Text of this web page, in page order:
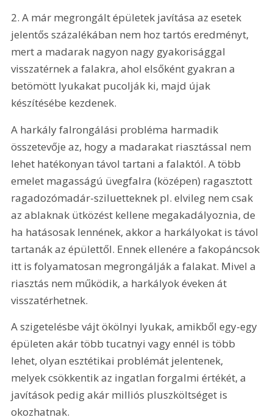
2. A már megrongált épületek javítása az esetek
jelentős százalékában nem hoz tartós eredményt,
mert a madarak nagyon nagy gyakorisággal
visszatérnek a falakra, ahol elsőként gyakran a
betömött lyukakat pucolják ki, majd újak
készítésébe kezdenek.
A harkály falrongálási probléma harmadik
összetevője az, hogy a madarakat riasztással nem
lehet hatékonyan távol tartani a falaktól. A több
emelet magasságú üvegfalra (középen) ragasztott
ragadozómadár-sziluetteknek pl. elvileg nem csak
az ablaknak ütközést kellene megakadályoznia, de
ha hatásosak lennének, akkor a harkályokat is távol
tartanák az épülettől. Ennek ellenére a fakopáncsok
itt is folyamatosan megrongálják a falakat. Mivel a
riasztás nem működik, a harkályok éveken át
visszatérhetnek.
A szigetelésbe vájt ökölnyi lyukak, amikből egy-egy
épületen akár több tucatnyi vagy ennél is több
lehet, olyan esztétikai problémát jelentenek,
melyek csökkentik az ingatlan forgalmi értékét, a
javítások pedig akár milliós pluszköltséget is
okozhatnak.